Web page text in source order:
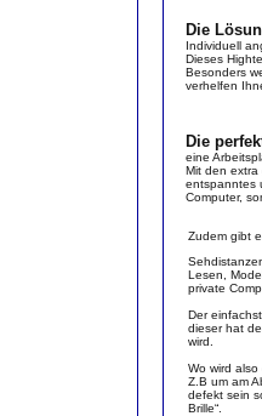
Die
Individuell
Dieses
Besonders
verhelfen
Die
eine
Mit den extra
entspanntes
Computer,
Zudem gibt
Lesen,
private
Der
dieser hat
wird.
Wo wird
Z.B um am
defekt sein
Brille“.